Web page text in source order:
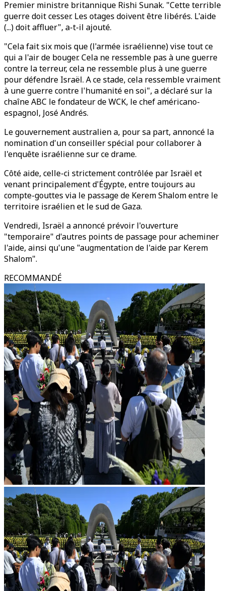
Premier ministre britannique Rishi Sunak. "Cette terrible
guerre doit cesser. Les otages doivent être libérés. L'aide
(...) doit affluer", a-t-il ajouté.
"Cela fait six mois que (l'armée israélienne) vise tout ce
qui a l'air de bouger. Cela ne ressemble pas à une guerre
contre la terreur, cela ne ressemble plus à une guerre
pour défendre Israël. A ce stade, cela ressemble vraiment
à une guerre contre l'humanité en soi", a déclaré sur la
chaîne ABC le fondateur de WCK, le chef américano-
espagnol, José Andrés.
Le gouvernement australien a, pour sa part, annoncé la
nomination d'un conseiller spécial pour collaborer à
l'enquête israélienne sur ce drame.
Côté aide, celle-ci strictement contrôlée par Israël et
venant principalement d'Égypte, entre toujours au
compte-gouttes via le passage de Kerem Shalom entre le
territoire israélien et le sud de Gaza.
Vendredi, Israël a annoncé prévoir l'ouverture
"temporaire" d'autres points de passage pour acheminer
l'aide, ainsi qu'une "augmentation de l'aide par Kerem
Shalom".
RECOMMANDÉ